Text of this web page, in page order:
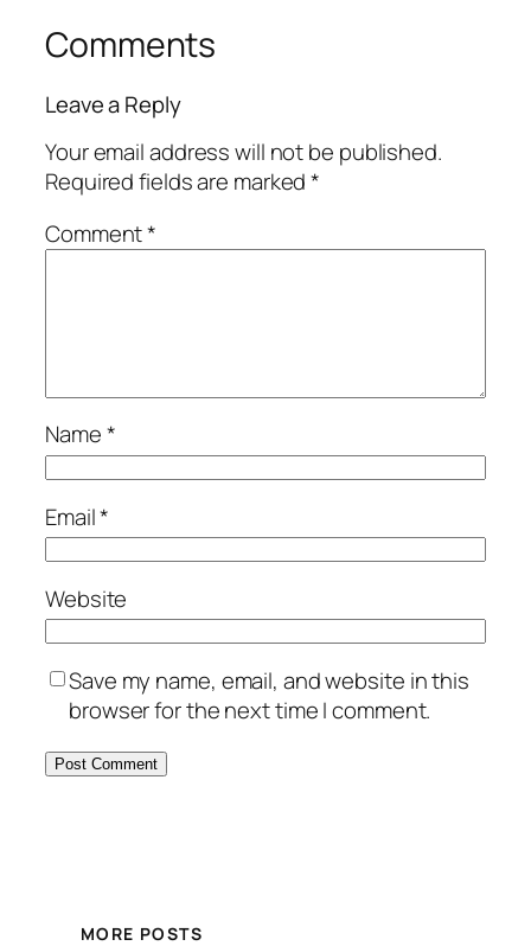
Comments
Leave a Reply
Your email address will not be published.
Required fields are marked*
Comment*
Name*
Email*
Website
Save my name, email, and website in this
browser for the next time I comment.
MORE POSTS